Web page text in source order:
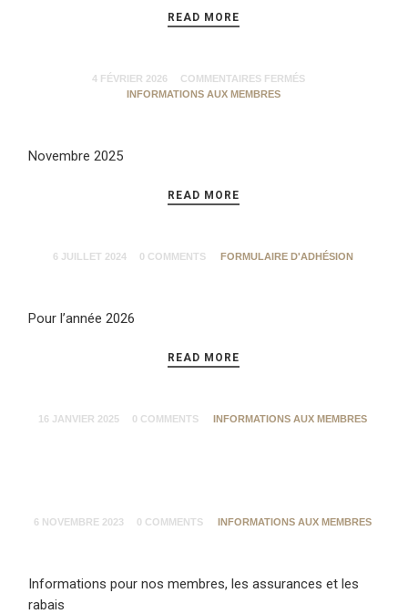
READ MORE
4 FÉVRIER 2026
COMMENTAIRES FERMÉS
INFORMATIONS AUX MEMBRES
Novembre 2025
READ MORE
6 JUILLET 2024 0 COMMENTS FORMULAIRE D'ADHÉSION
Pour l’année 2026
READ MORE
16 JANVIER 2025 0 COMMENTS INFORMATIONS AUX MEMBRES
6 NOVEMBRE 2023 0 COMMENTS INFORMATIONS AUX MEMBRES
Informations pour nos membres, les assurances et les
rabais